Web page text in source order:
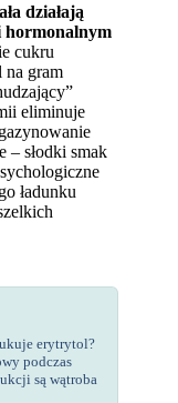
działają
hormonalnym
cukru
na gram
eliminuje
– słodki smak
ładunku
erytrytol?
podczas
są wątroba